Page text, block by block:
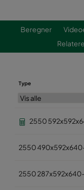
Beregner
Type
2550
2550
2550